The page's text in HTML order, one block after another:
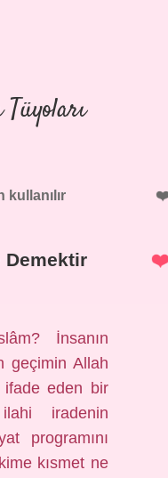
kullanılır
Demektir
İnsanın
geçimin Allah
ifade eden bir
iradenin
programını
kısmet ne